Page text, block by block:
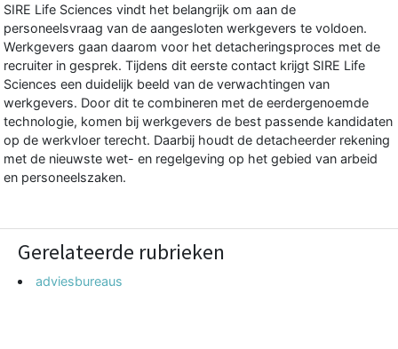
SIRE Life Sciences vindt het belangrijk om aan de
personeelsvraag van de aangesloten werkgevers te voldoen.
Werkgevers gaan daarom voor het detacheringsproces met de
recruiter in gesprek. Tijdens dit eerste contact krijgt SIRE Life
Sciences een duidelijk beeld van de verwachtingen van
werkgevers. Door dit te combineren met de eerdergenoemde
technologie, komen bij werkgevers de best passende kandidaten
op de werkvloer terecht. Daarbij houdt de detacheerder rekening
met de nieuwste wet- en regelgeving op het gebied van arbeid
en personeelszaken.
Gerelateerde rubrieken
adviesbureaus